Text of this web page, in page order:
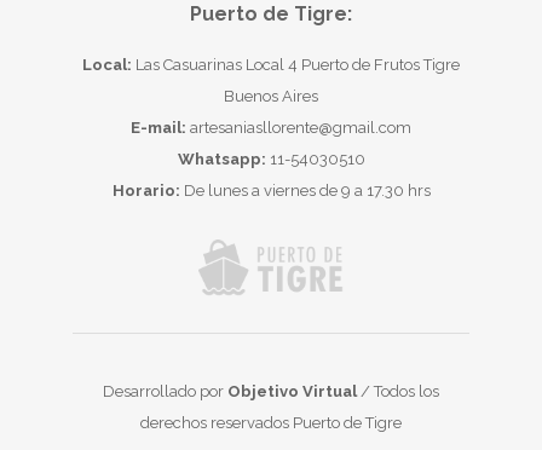
Puerto de Tigre:
Local: Las Casuarinas Local 4 Puerto de Frutos Tigre
Buenos Aires
E-mail: artesaniasllorente@gmail.com
Whatsapp: 11-54030510
Horario: De lunes a viernes de 9 a 17.30 hrs
Desarrollado por Objetivo Virtual/ Todos los
derechos reservados Puerto de Tigre